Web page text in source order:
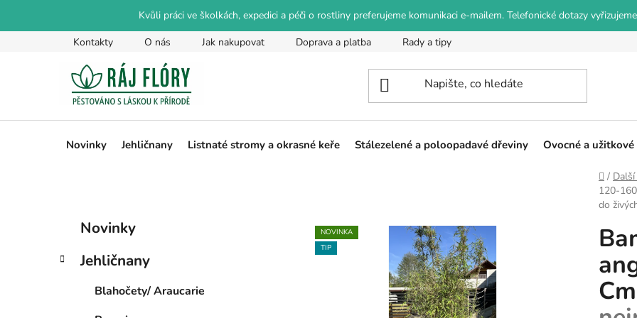
Kvůli práci ve školkách, expedici a péči o rostliny preferujeme komunikaci e-mailem. Telefonické dotazy
Kontakty
O nás Jak nakupovat Doprava a platba Rady a tipy
Novinky Jehličnany Listnaté stromy a okrasné keře Stálezelené a poloopadavé dřeviny Ovocné a
Domů
/
120-
do
s
Přeskočit
kategorie
e
Novinky
Jehličnany
Blahočety/ Araucarie
Cm
NOVINKA
TIP